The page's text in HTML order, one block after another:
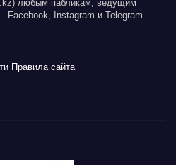
любым пабликам, ведущим
Facebook, Instagram и Telegram.
Правила сайта